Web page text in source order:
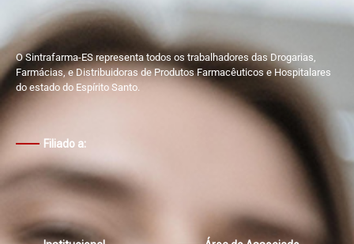
O Sintrafarma-ES representa todos os trabalhadores das Drogarias,
Farmácias, e Distribuidoras de Produtos Farmacêuticos e Hospitalares
do estado do Espírito Santo.
Filiado a: